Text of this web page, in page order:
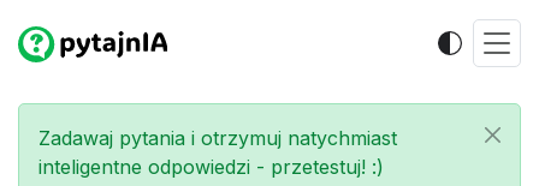
Zadawaj pytania i otrzymuj natychmiast
inteligentne odpowiedzi - przetestuj! :)